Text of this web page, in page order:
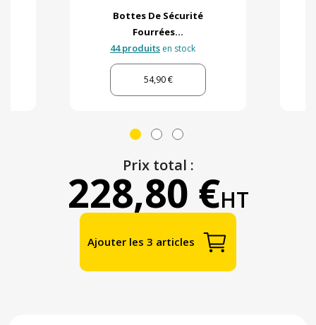
Bottes De Sécurité
Fourrées...
44 produits en stock
54,90 €
Prix total :
228,80 €HT
Ajouter les 3 articles